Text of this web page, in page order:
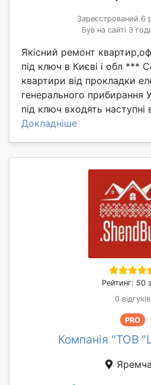
Зареєстрований 6
Був на сайті 3
Якісний ремонт
під ключ в Києві і обл ***
квартири від прокладки
генерального прибирання
під ключ входять наступні
Докладніше
Рейтинг: 50
0 відгуків
PRO
Компанія "ТОВ
Яремча